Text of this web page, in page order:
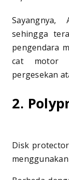
sehingga
pengendara
cat motor
pergesekan
2.
Disk